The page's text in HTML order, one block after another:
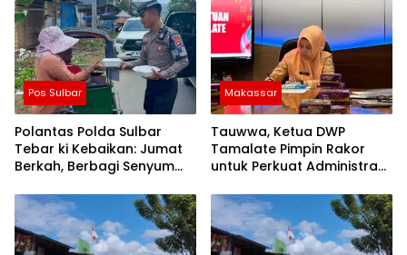
Pos Sulbar
Polantas Polda Sulbar
Tebar ki Kebaikan: Jumat
Berkah, Berbagi Senyum
Makassar
Tauwwa, Ketua DWP
Tamalate Pimpin Rakor
untuk Perkuat Administrasi